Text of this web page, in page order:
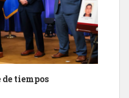
tiempos